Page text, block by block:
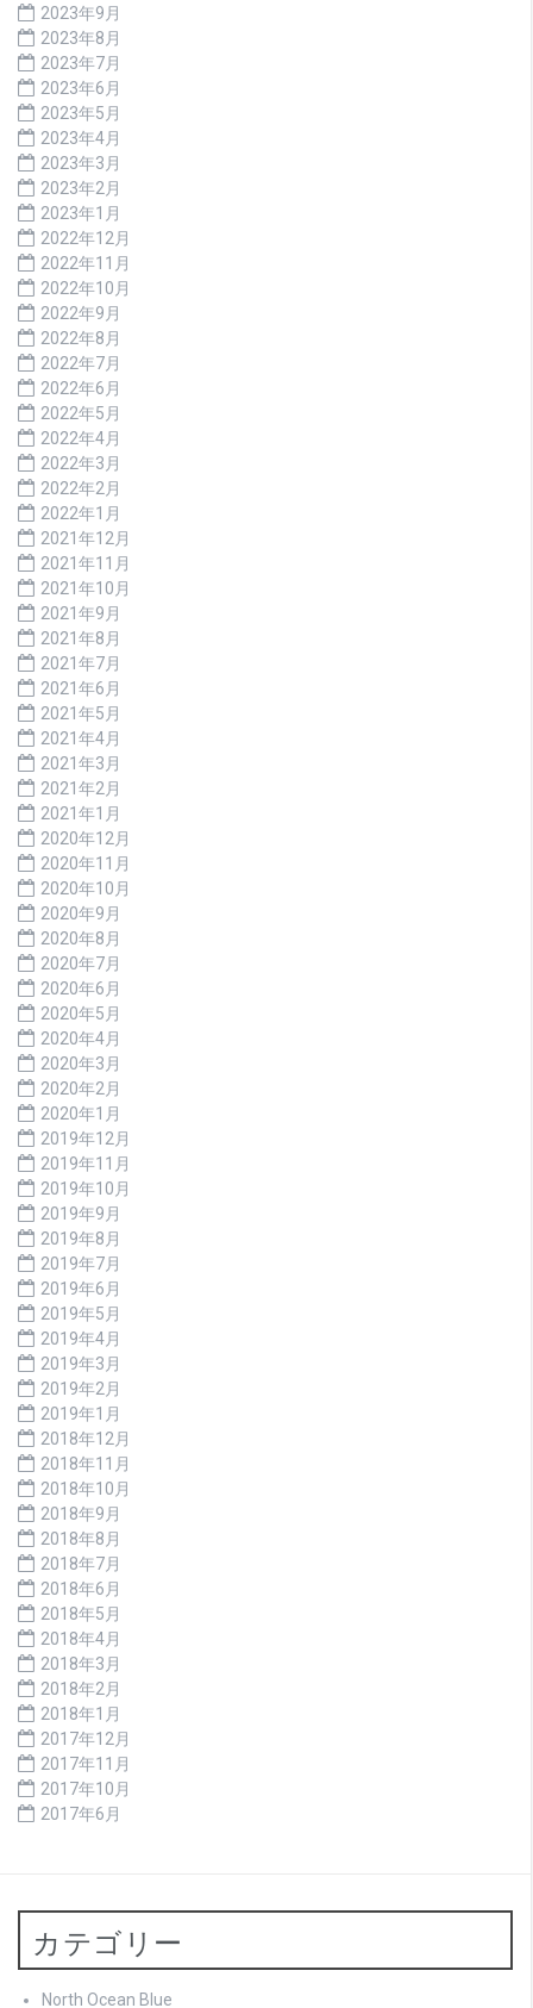
2023年9月
2023年8月
2023年7月
2023年6月
2023年5月
2023年4月
2023年3月
2023年2月
2023年1月
2022年12月
2022年11月
2022年10月
2022年9月
2022年8月
2022年7月
2022年6月
2022年5月
2022年4月
2022年3月
2022年2月
2022年1月
2021年12月
2021年11月
2021年10月
2021年9月
2021年8月
2021年7月
2021年6月
2021年5月
2021年4月
2021年3月
2021年2月
2021年1月
2020年12月
2020年11月
2020年10月
2020年9月
2020年8月
2020年7月
2020年6月
2020年5月
2020年4月
2020年3月
2020年2月
2020年1月
2019年12月
2019年11月
2019年10月
2019年9月
2019年8月
2019年7月
2019年6月
2019年5月
2019年4月
2019年3月
2019年2月
2019年1月
2018年12月
2018年11月
2018年10月
2018年9月
2018年8月
2018年7月
2018年6月
2018年5月
2018年4月
2018年3月
2018年2月
2018年1月
2017年12月
2017年11月
2017年10月
2017年6月
カテゴリー
North Ocean Blue